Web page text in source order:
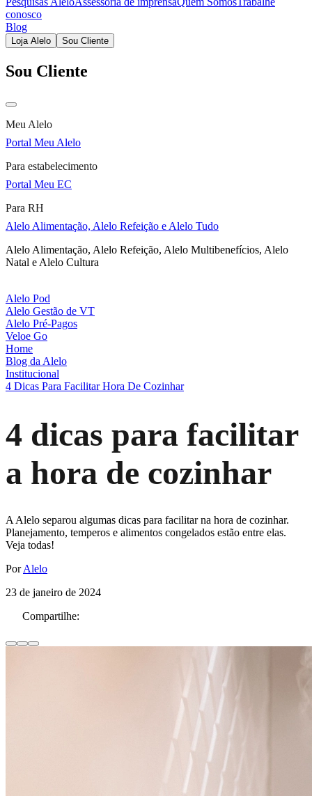
conosco
Blog
Loja Alelo Sou Cliente
Sou Cliente
Meu Alelo
Portal Meu Alelo
Para estabelecimento
Portal Meu EC
Para RH
Alelo Alimentação, Alelo Refeição e Alelo Tudo
Alelo Alimentação, Alelo Refeição, Alelo Multibenefícios, Alelo
Natal e Alelo Cultura
Alelo Pod
Alelo Gestão de VT
Alelo Pré-Pagos
Veloe Go
Home
Blog da Alelo
Institucional
4 Dicas Para Facilitar Hora De Cozinhar
4 dicas para facilitar
a hora de cozinhar
A Alelo separou algumas dicas para facilitar na hora de cozinhar.
Planejamento, temperos e alimentos congelados estão entre elas.
Veja todas!
PorAlelo
23 de janeiro de 2024
Compartilhe: